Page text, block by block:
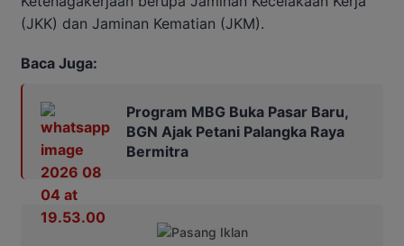
(JKK) dan Jaminan Kematian (JKM).
Baca Juga:
Program MBG Buka Pasar Baru,
BGN Ajak Petani Palangka Raya
Bermitra